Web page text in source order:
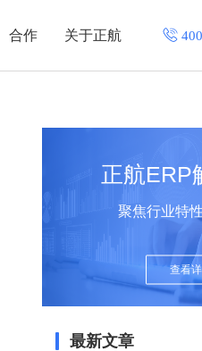
合作 关于正航
正航ERP
聚焦行业特
查看
最新文章